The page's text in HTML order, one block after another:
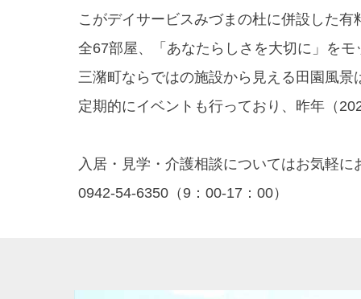
こがデイサービスみづまの杜に併設した有
全67部屋、「あなたらしさを大切に」を
三潴町ならではの施設から見える田園風
定期的にイベントも行っており、昨年（
入居・見学・介護相談についてはお気軽に
0942-54-6350（9：00-17：00）